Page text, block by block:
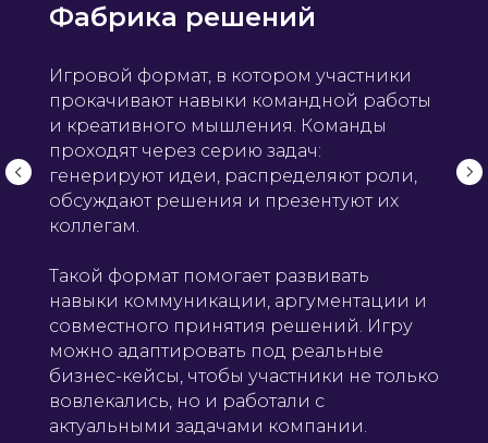
Фабрика решений
Игровой формат, в котором участники
прокачивают навыки командной работы
и креативного мышления. Команды
проходят через серию задач:
генерируют идеи, распределяют роли,
обсуждают решения и презентуют их
коллегам.
Такой формат помогает развивать
навыки коммуникации, аргументации и
совместного принятия решений. Игру
можно адаптировать под реальные
бизнес-кейсы, чтобы участники не только
вовлекались, но и работали с
актуальными задачами компании.
Создать яркую
Отличный повод собраться всем
вместе и насладиться
праздниками, а мы в этом
поможем.
Объедините коллег
из разных отделов в одну
команду, и пусть они
кооперируются в игровой форме.